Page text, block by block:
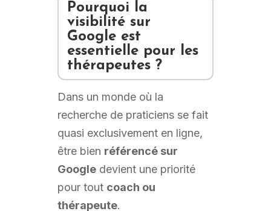
Pourquoi la
visibilité sur
Google est
essentielle pour les
thérapeutes ?
Dans un monde où la
recherche de praticiens se fait
quasi exclusivement en ligne,
être bien référencé sur
Googledevient une priorité
pour tout coach ou
thérapeute.